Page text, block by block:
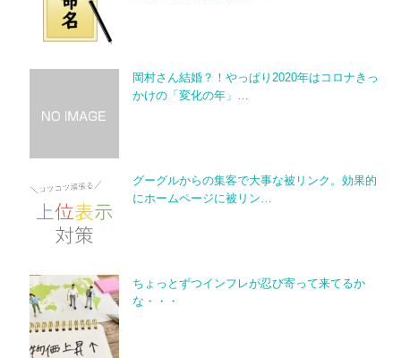
岡村さん結婚？！やっぱり2020年はコロナきっ
かけの「変化の年」…
グーグルからの集客で大事な被リンク。効果的
にホームページに被リン…
ちょっとずつインフレが忍び寄って来てるか
な・・・